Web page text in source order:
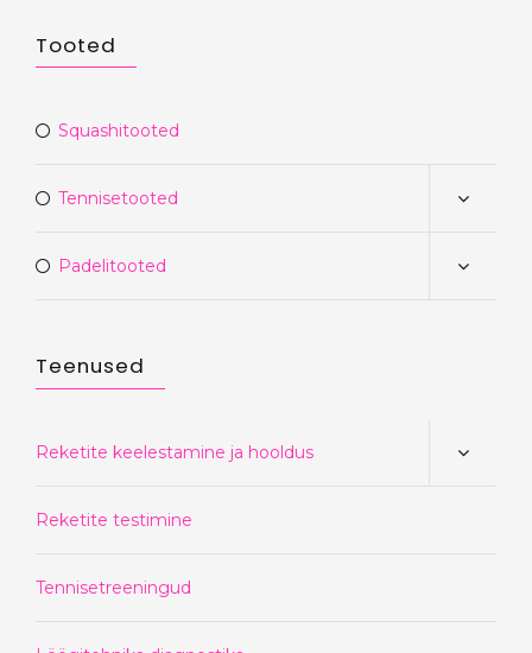
Tooted
Squashitooted
Tennisetooted
Padelitooted
Teenused
Reketite keelestamine ja hooldus
Reketite testimine
Tennisetreeningud